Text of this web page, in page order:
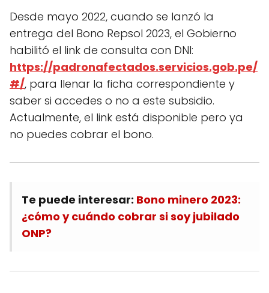
Desde mayo 2022, cuando se lanzó la
entrega del Bono Repsol 2023, el Gobierno
habilitó el link de consulta con DNI:
https://padronafectados.servicios.gob.pe/
#/, para llenar la ficha correspondiente y
saber si accedes o no a este subsidio.
Actualmente, el link está disponible pero ya
no puedes cobrar el bono.
Te puede interesar: Bono minero 2023:
¿cómo y cuándo cobrar si soy jubilado
ONP?